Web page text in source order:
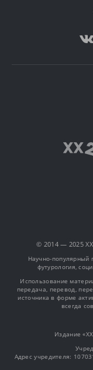
© 2014 — 2025
Научно-популярный
футурология,
Использование
передача, перевод,
источника в форме
всегда
Издание
Адрес учредителя: